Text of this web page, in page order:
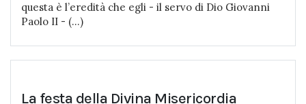
questa è l’eredità che egli - il servo di Dio Giovanni
Paolo II - (...)
La festa della Divina Misericordia